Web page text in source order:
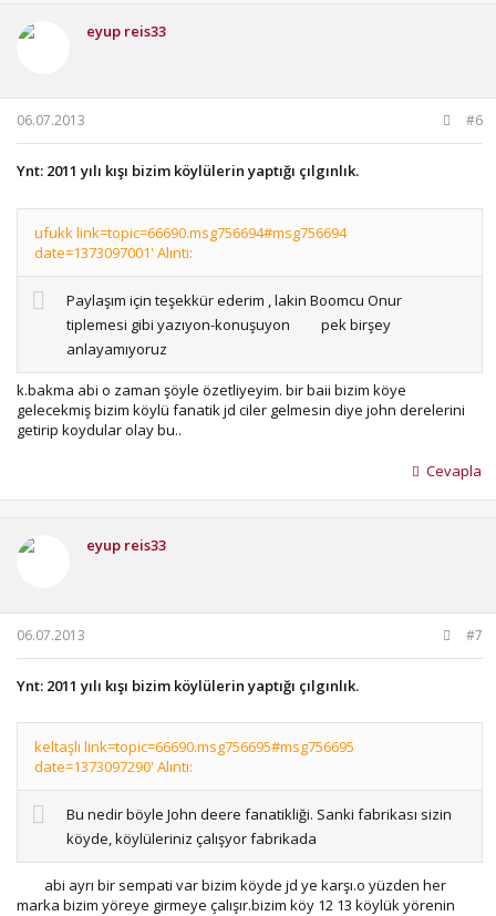
eyup reis33
06.07.2013 #6
Ynt: 2011 yılı kışı bizim köylülerin yaptığı çılgınlık.
ufukk link=topic=66690.msg756694#msg756694
date=1373097001' Alıntı:
Paylaşım için teşekkür ederim , lakin Boomcu Onur
tiplemesi gibi yazıyon-konuşuyon
pek birşey
anlayamıyoruz
k.bakma abi o zaman şöyle özetliyeyim. bir baii bizim köye
gelecekmiş bizim köylü fanatik jd ciler gelmesin diye john derelerini
getirip koydular olay bu..
Cevapla
eyup reis33
06.07.2013 #7
Ynt: 2011 yılı kışı bizim köylülerin yaptığı çılgınlık.
keltaşlı link=topic=66690.msg756695#msg756695
date=1373097290' Alıntı:
Bu nedir böyle John deere fanatikliği. Sanki fabrikası sizin
köyde, köylüleriniz çalışyor fabrikada
abi ayrı bir sempati var bizim köyde jd ye karşı.o yüzden her
marka bizim yöreye girmeye çalışır.bizim köy 12 13 köylük yörenin